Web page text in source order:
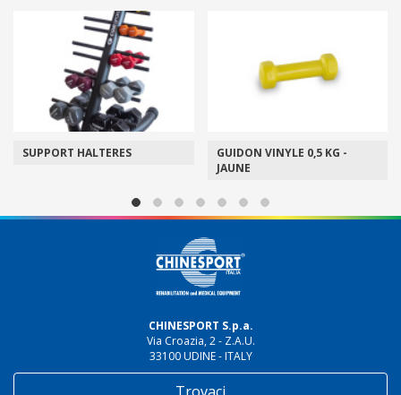
SUPPORT HALTERES
GUIDON VINYLE 0,5 KG -
JAUNE
CHINESPORT S.p.a.
Via Croazia, 2 - Z.A.U.
33100 UDINE - ITALY
Trovaci